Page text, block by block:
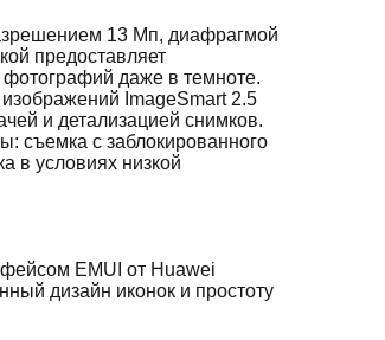
13 Мп, диафрагмой
предоставляет
фотографий даже в темноте.
ImageSmart 2.5
и детализацией снимков.
съемка с заблокированного
в условиях низкой
EMUI от Huawei
дизайн иконок и простоту